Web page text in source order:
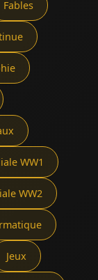
Fables
WW1
WW2
Jeux